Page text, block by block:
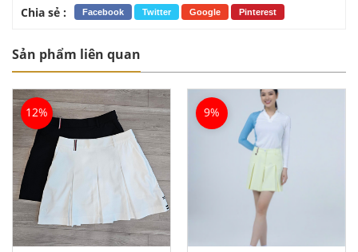
Chia sẻ : Facebook Twitter Google Pinterest
Sản phẩm liên quan
12% 9%